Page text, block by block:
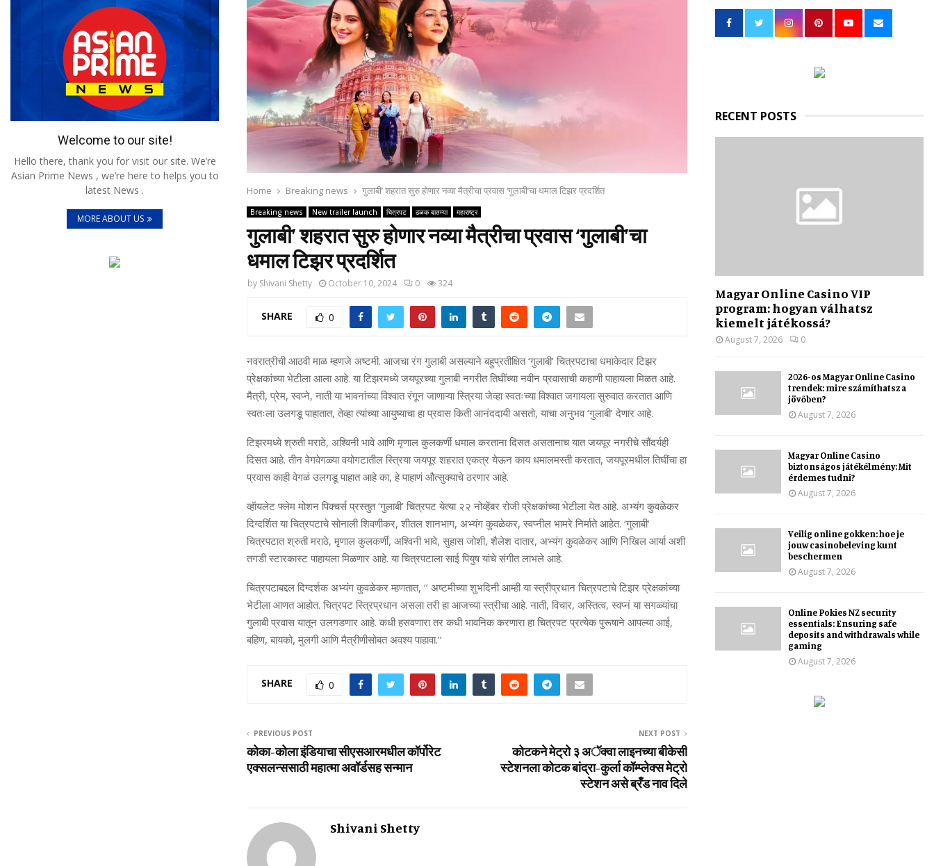
Home Breaking news गुलाबी’ शहरात सुरु होणार नव्या मैत्रीचा प्रवास ‘गुलाबी’चा धमाल टिझर प्रदर्शित
Breaking news New trailer launch चित्रपट ठळक बातम्या महाराष्ट्र
गुलाबी’ शहरात सुरु होणार नव्या मैत्रीचा प्रवास ‘गुलाबी’चा
धमाल टिझर प्रदर्शित
by Shivani Shetty October 10, 2024 0 324
SHARE 0
नवरात्रीची आठवी माळ म्हणजे अष्टमी. आजचा रंग गुलाबी असल्याने बहुप्रतीक्षित ‘गुलाबी’ चित्रपटाचा धमाकेदार टिझर
प्रेक्षकांच्या भेटीला आला आहे. या टिझरमध्ये जयपूरच्या गुलाबी नगरीत तिघींच्या नवीन प्रवासाची कहाणी पाहायला मिळत आहे.
मैत्री, प्रेम, स्वप्ने, नाती या भावनांच्या विश्वात रंगून जाणाऱ्या स्त्रिया जेव्हा स्वतःच्या विश्वात जगायला सुरुवात करतात आणि
स्वतःला उलगडू पाहातात, तेव्हा त्यांच्या आयुष्याचा हा प्रवास किती आनंददायी असतो, याचा अनुभव ‘गुलाबी’ देणार आहे.
टिझरमध्ये श्रुती मराठे, अश्विनी भावे आणि मृणाल कुलकर्णी धमाल करताना दिसत असतानाच यात जयपूर नगरीचे सौंदर्यही
दिसत आहे. तीन वेगवेगळ्या वयोगटातील स्त्रिया जयपूर शहरात एकत्र येऊन काय धमालमस्ती करतात, जयपूरमधील तिघींचा हा
प्रवास काही वेगळं उलगडू पाहात आहे का, हे पाहाणं औत्सुक्याचे ठरणार आहे.
व्हॅायलेट फ्लेम मोशन पिक्चर्स प्रस्तुत ‘गुलाबी’ चित्रपट येत्या २२ नोव्हेंबर रोजी प्रेक्षकांच्या भेटीला येत आहे. अभ्यंग कुवळेकर
दिग्दर्शित या चित्रपटाचे सोनाली शिवणीकर, शीतल शानभाग, अभ्यंग कुवळेकर, स्वप्नील भामरे निर्माते आहेत. ‘गुलाबी’
चित्रपटात श्रुती मराठे, मृणाल कुलकर्णी, अश्विनी भावे, सुहास जोशी, शैलेश दातार, अभ्यंग कुवळेकर आणि निखिल आर्या अशी
तगडी स्टारकास्ट पाहायला मिळणार आहे. या चित्रपटाला साई पियुष यांचे संगीत लाभले आहे.
चित्रपटाबद्दल दिग्दर्शक अभ्यंग कुवळेकर म्हणतात, ‘’ अष्टमीच्या शुभदिनी आम्ही या स्त्रीप्रधान चित्रपटाचे टिझर प्रेक्षकांच्या
भेटीला आणत आहोत. चित्रपट स्त्रिप्रधान असला तरी हा आजच्या स्त्रीचा आहे. नाती, विचार, अस्तित्व, स्वप्नं या सगळ्यांचा
गुलाबी प्रवास यातून उलगडणार आहे. कधी हसवणारा तर कधी भावनिक करणारा हा चित्रपट प्रत्येक पुरूषाने आपल्या आई,
बहिण, बायको, मुलगी आणि मैत्रीणीसोबत अवश्य पाहावा.’’
SHARE 0
PREVIOUS POST
कोका-कोला इंडियाचा सीएसआरमधील कॉर्पोरेट
एक्‍सलन्‍ससाठी महात्‍मा अवॉर्डसह सन्‍मान
NEXT POST
कोटकने मेट्रो ३ अॅक्‍वा लाइनच्‍या बीकेसी
स्‍टेशनला कोटक बांद्रा-कुर्ला कॉम्‍प्‍लेक्‍स मेट्रो
स्‍टेशन असे ब्रँड नाव दिले
Shivani Shetty
Welcome to our site!
Hello there, thank you for visit our site. We’re
Asian Prime News , we’re here to helps you to
latest News .
MORE ABOUT US
o
RECENT POSTS
Magyar Online Casino VIP
program: hogyan válhatsz
kiemelt játékossá?
August 7, 2026 0
2026-os Magyar Online Casino
trendek: mire számíthatsz a
jövőben?
August 7, 2026
Magyar Online Casino
biztonságos játékélmény: Mit
érdemes tudni?
August 7, 2026
Veilig online gokken: hoe je
jouw casinobeleving kunt
beschermen
August 7, 2026
Online Pokies NZ security
essentials: Ensuring safe
deposits and withdrawals while
gaming
August 7, 2026